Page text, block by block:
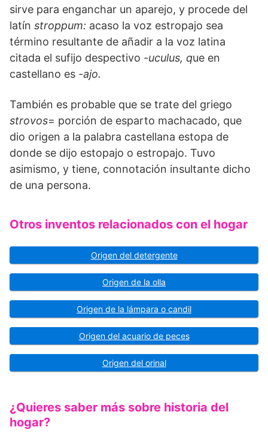
sirve para enganchar un aparejo, y procede del
latín stroppum: acaso la voz estropajo sea
término resultante de añadir a la voz latina
citada el sufijo despectivo -uculus, que en
castellano es -ajo.
También es probable que se trate del griego
strovos= porción de esparto machacado, que
dio origen a la palabra castellana estopa de
donde se dijo estopajo o estropajo. Tuvo
asimismo, y tiene, connotación insultante dicho
de una persona.
Otros inventos relacionados con el hogar
Origen del detergente
Origen de la olla
Origen de la lámpara o candil
Origen del acuario de peces
Origen del orinal
¿Quieres saber más sobre historia del
hogar?